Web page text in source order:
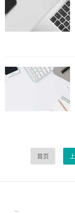
首页